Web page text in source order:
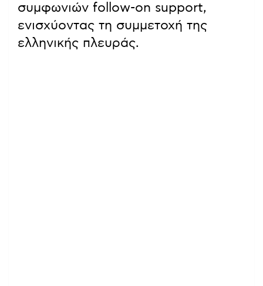
συμφωνιών follow-on support,
ενισχύοντας τη συμμετοχή της
ελληνικής πλευράς.